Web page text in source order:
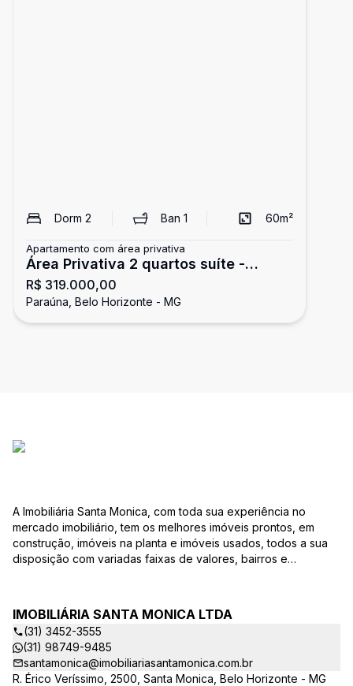
Dorm 2 Ban 1 60m²
Apartamento com área privativa
Área Privativa 2 quartos suíte -
Paraúna
R$ 319.000,00
Paraúna, Belo Horizonte - MG
A Imobiliária Santa Monica, com toda sua experiência no
mercado imobiliário, tem os melhores imóveis prontos, em
construção, imóveis na planta e imóveis usados, todos a sua
disposição com variadas faixas de valores, bairros e
ao CRECI-EE – estarão sempre prontos para responder-lhe
todas as suas dúvidas sobre casas, apartamentos, terrenos,
salas comerciais e outros produtos imobiliários. Quais
vantagens que a Imobiliária Santa Monica lhe proporciona?
Parcerias com várias construtoras da sua cidade;
IMOBILIÁRIA SANTA MONICA LTDA
(31) 3452-3555
(31) 98749-9485
santamonica@imobiliariasantamonica.com.br
R. Érico Veríssimo, 2500, Santa Monica, Belo Horizonte - MG